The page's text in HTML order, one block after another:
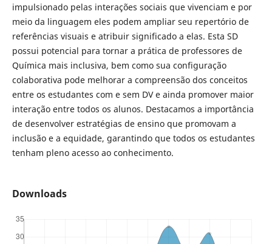
impulsionado pelas interações sociais que vivenciam e por
meio da linguagem eles podem ampliar seu repertório de
referências visuais e atribuir significado a elas. Esta SD
possui potencial para tornar a prática de professores de
Química mais inclusiva, bem como sua configuração
colaborativa pode melhorar a compreensão dos conceitos
entre os estudantes com e sem DV e ainda promover maior
interação entre todos os alunos. Destacamos a importância
de desenvolver estratégias de ensino que promovam a
inclusão e a equidade, garantindo que todos os estudantes
tenham pleno acesso ao conhecimento.
Downloads